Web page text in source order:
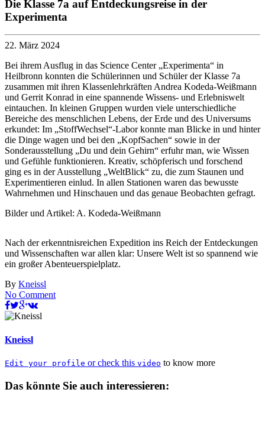
Die Klasse 7a auf Entdeckungsreise in der
Experimenta
22. März 2024
Bei ihrem Ausflug in das Science Center „Experimenta“ in
Heilbronn konnten die Schülerinnen und Schüler der Klasse 7a
zusammen mit ihren Klassenlehrkräften Andrea Kodeda-Weißmann
und Gerrit Konrad in eine spannende Wissens- und Erlebniswelt
eintauchen. In kleinen Gruppen wurden viele unterschiedliche
Bereiche des menschlichen Lebens, der Erde und des Universums
erkundet: Im „StoffWechsel“-Labor konnte man Blicke in und hinter
die Dinge wagen und bei den „KopfSachen“ sowie in der
Sonderausstellung „Du und dein Gehirn“ erfuhr man, wie Wissen
und Gefühle funktionieren. Kreativ, schöpferisch und forschend
ging es in der Ausstellung „WeltBlick“ zu, die zum Staunen und
Experimentieren einlud. In allen Stationen waren das bewusste
Wahrnehmen und Hinschauen und das genaue Beobachten gefragt.
Bilder und Artikel: A. Kodeda-Weißmann
Nach der erkenntnisreichen Expedition ins Reich der Entdeckungen
und Wissenschaften war allen klar: Unsere Welt ist so spannend wie
ein großer Abenteuerspielplatz.
By Kneissl
No Comment
Kneissl
Edit your profile or check this video to know more
Das könnte Sie auch interessieren: